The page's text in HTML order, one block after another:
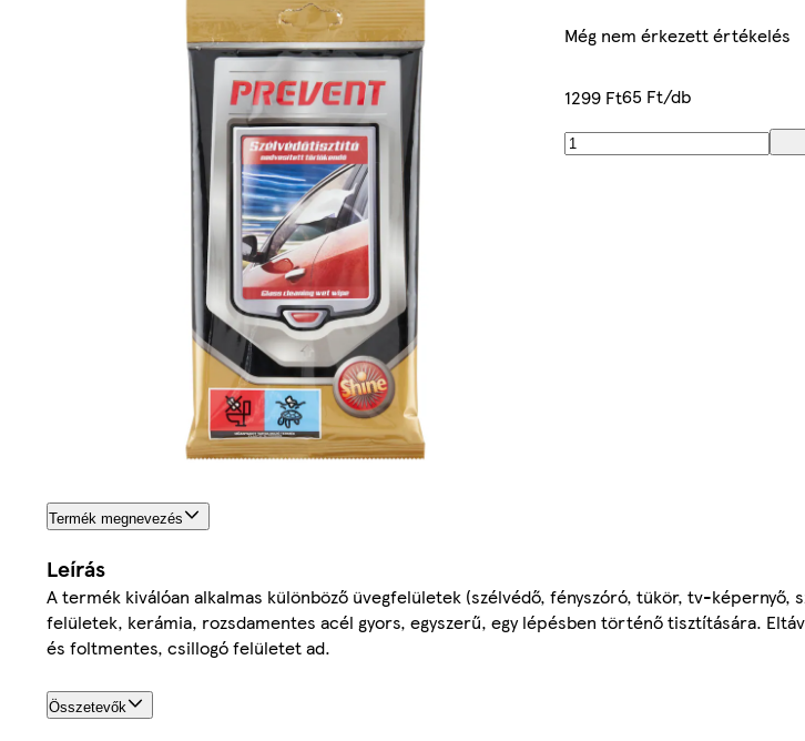
Még nem érkezett értékelés
1299 Ft65 Ft/db
Termék megnevezés
Leírás
A termék kiválóan alkalmas különböző üvegfelületek (szélvédő, fényszóró, tükör, tv-
felületek, kerámia, rozsdamentes acél gyors, egyszerű, egy lépésben történő tisztítására.
és foltmentes, csillogó felületet ad.
Összetevők